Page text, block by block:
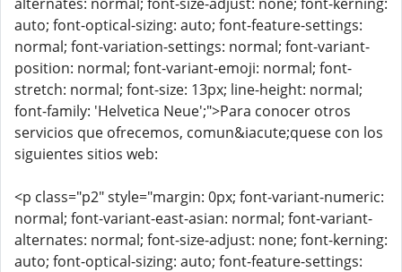
auto; font-optical-sizing: auto; font-feature-settings:
normal; font-variation-settings: normal; font-variant-
position: normal; font-variant-emoji: normal; font-
stretch: normal; font-size: 13px; line-height: normal;
font-family: 'Helvetica Neue';">Para conocer otros
servicios que ofrecemos, comun&iacute;quese con los
siguientes sitios web:
<p class="p2" style="margin: 0px; font-variant-numeric:
normal; font-variant-east-asian: normal; font-variant-
alternates: normal; font-size-adjust: none; font-kerning:
auto; font-optical-sizing: auto; font-feature-settings: